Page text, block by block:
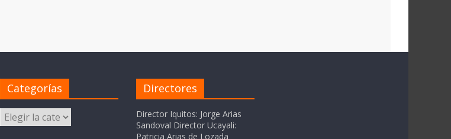
Categorías
Categorías
Directores
Director Iquitos: Jorge Arias
Sandoval Director Ucayali:
Patricia Arias de Lozada